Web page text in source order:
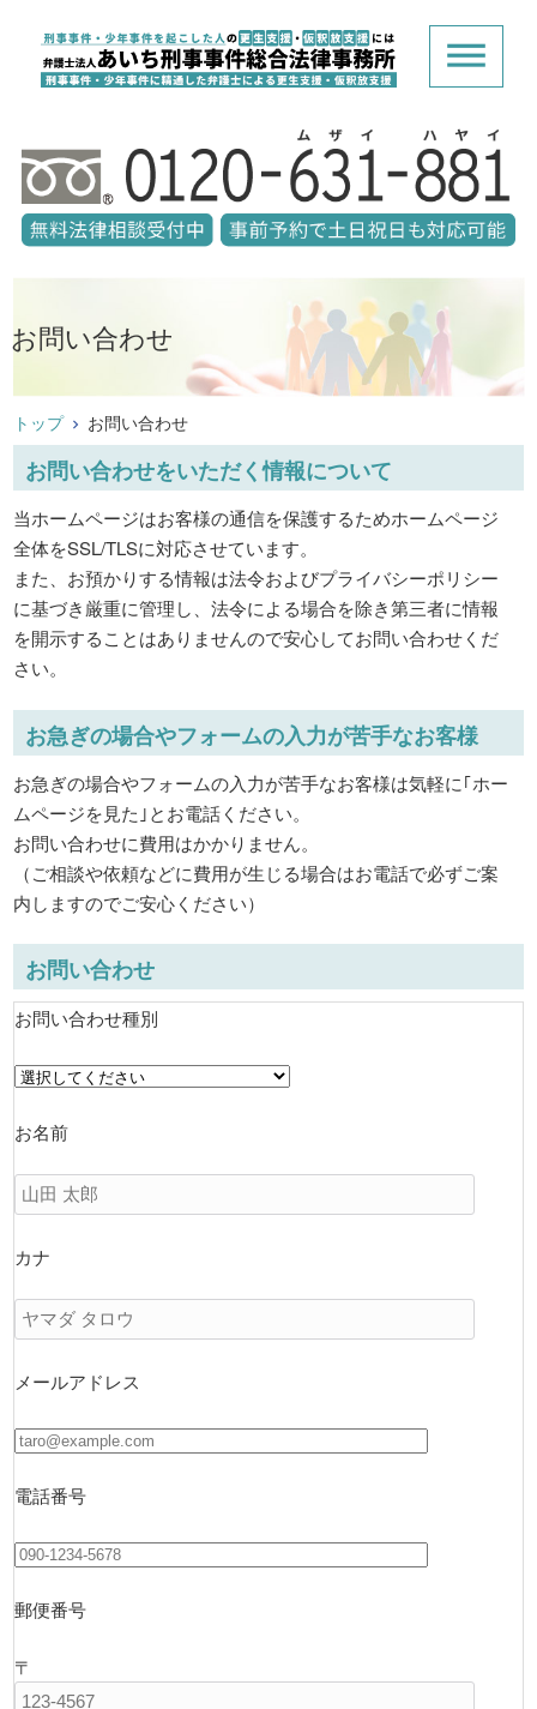
お問い合わせ
トップ お問い合わせ
お問い合わせをいただく情報について
当ホームページはお客様の通信を保護するためホームページ
全体をSSL/TLSに対応させています。
また、お預かりする情報は法令およびプライバシーポリシー
に基づき厳重に管理し、法令による場合を除き第三者に情報
を開示することはありませんので安心してお問い合わせくだ
さい。
お急ぎの場合やフォームの入力が苦手なお客様
お急ぎの場合やフォームの入力が苦手なお客様は気軽に｢ホー
ムページを見た｣とお電話ください。
お問い合わせに費用はかかりません。
（ご相談や依頼などに費用が生じる場合はお電話で必ずご案
内しますのでご安心ください）
お問い合わせ
お問い合わせ種別
お名前
カナ
メールアドレス
電話番号
郵便番号
〒